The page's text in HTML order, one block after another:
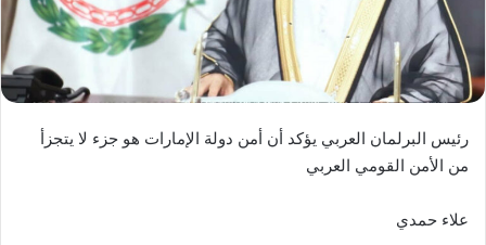
رئيس البرلمان العربي يؤكد أن أمن دولة الإمارات هو جزء لا يتجزأ
من الأمن القومي العربي
علاء حمدي